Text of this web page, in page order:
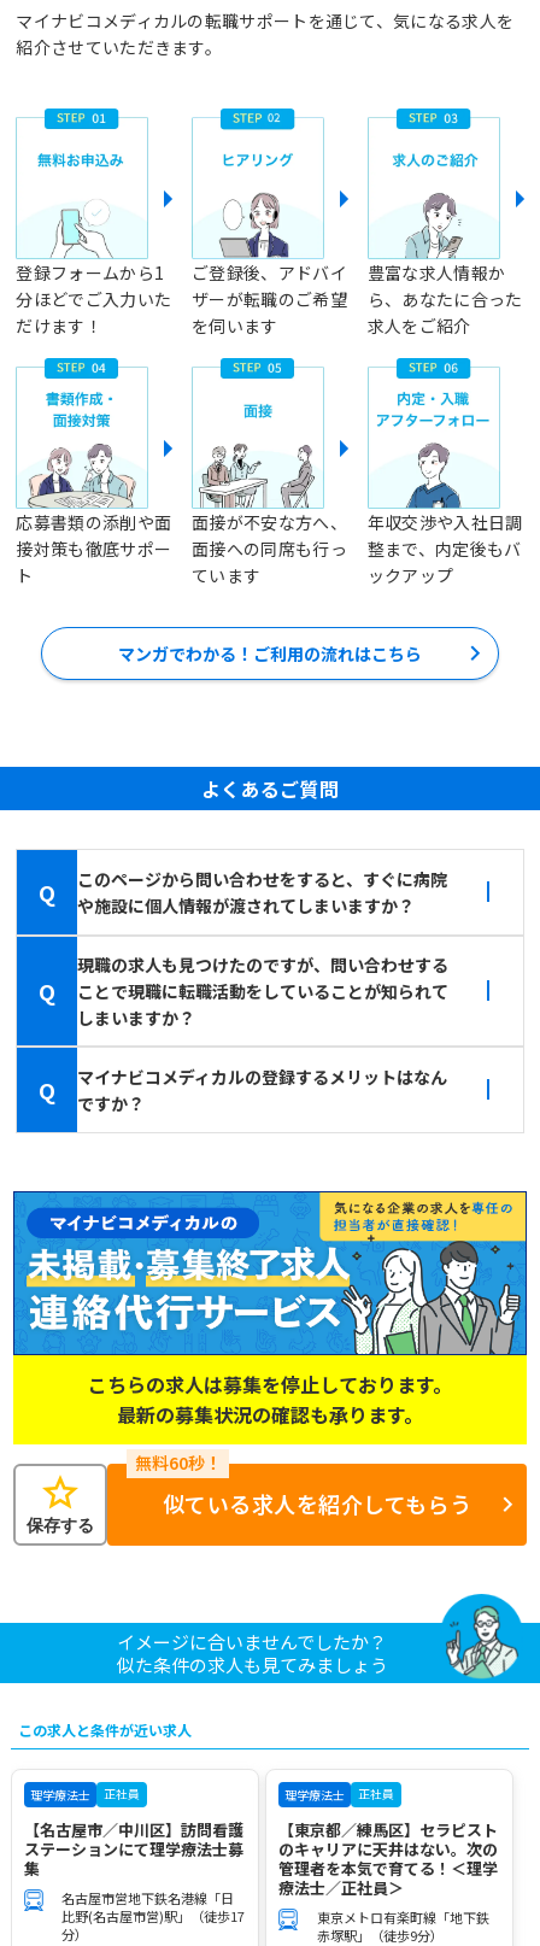
マイナビコメディカルの転職サポートを通じて、気になる求人を
紹介させていただきます。
登録フォームから1
分ほどでご入力いた
だけます！
ご登録後、アドバイ
ザーが転職のご希望
を伺います
豊富な求人情報か
ら、あなたに合った
求人をご紹介
応募書類の添削や面
接対策も徹底サポー
ト
面接が不安な方へ、
面接への同席も行っ
ています
年収交渉や入社日調
整まで、内定後もバ
ックアップ
マンガでわかる！ご利用の流れはこちら
よくあるご質問
Q
このページから問い合わせをすると、すぐに病院
や施設に個人情報が渡されてしまいますか？
Q
現職の求人も見つけたのですが、問い合わせする
ことで現職に転職活動をしていることが知られて
しまいますか？
Q
マイナビコメディカルの登録するメリットはなん
ですか？
こちらの求人は募集を停止しております。
最新の募集状況の確認も承ります。
star
保存する
似ている求人を紹介してもらう
イメージに合いませんでしたか？
似た条件の求人も見てみましょう
この求人と条件が近い求人
理学療法士 正社員
【名古屋市／中川区】訪問看護
ステーションにて理学療法士募
集
名古屋市営地下鉄名港線「日
比野(名古屋市営)駅」（徒歩17
分）
理学療法士 正社員
【東京都／練馬区】セラピスト
のキャリアに天井はない。次の
管理者を本気で育てる！＜理学
療法士／正社員＞
東京メトロ有楽町線「地下鉄
赤塚駅」（徒歩9分）